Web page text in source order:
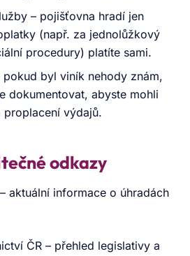
– pojišťovna hradí jen
(např. za jednolůžkový
procedury) platíte sami.
pokud byl viník nehody znám,
dokumentovat, abyste mohli
proplacení výdajů.
odkazy
aktuální informace o úhradách
ČR – přehled legislativy a